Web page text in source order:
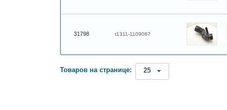
31798 t1311-1109067
Товаров на странице: 25